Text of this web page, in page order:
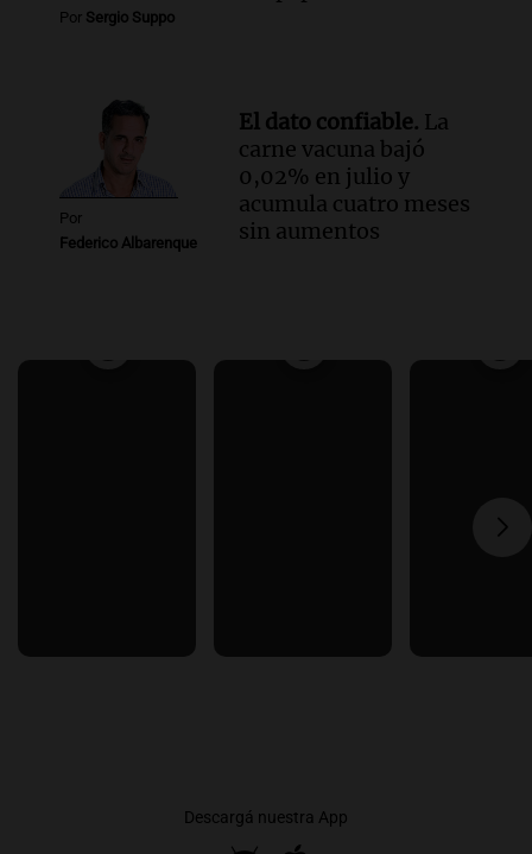
Por Sergio Suppo
Por
Federico Albarenque
El dato confiable. La
carne vacuna bajó
0,02% en julio y
acumula cuatro meses
sin aumentos
Descargá nuestra App